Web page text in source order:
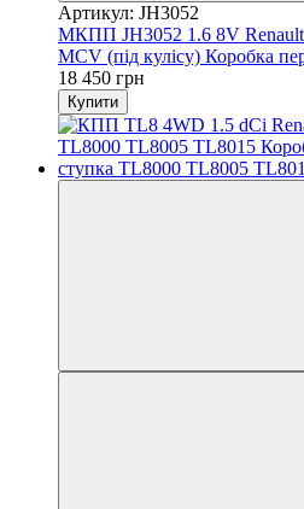
Артикул: JH3052
МКПП JH3052 1.6 8V
MCV (під кулісу) Коробка
18 450 грн
Купити